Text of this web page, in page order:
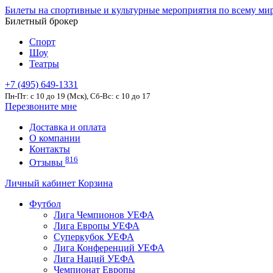
Билеты на спортивные и культурные мероприятия по всему
Билетный брокер
Спорт
Шоу
Театры
+7 (495) 649-1331
Пн-Пт: c 10 до 19 (Мск), Сб-Вс: с 10 до 17
Перезвоните мне
Доставка и оплата
О компании
Контакты
Отзывы 816
Личный кабинет Корзина
Футбол
Лига Чемпионов УЕФА
Лига Европы УЕФА
Суперкубок УЕФА
Лига Конференций УЕФА
Лига Наций УЕФА
Чемпионат Европы